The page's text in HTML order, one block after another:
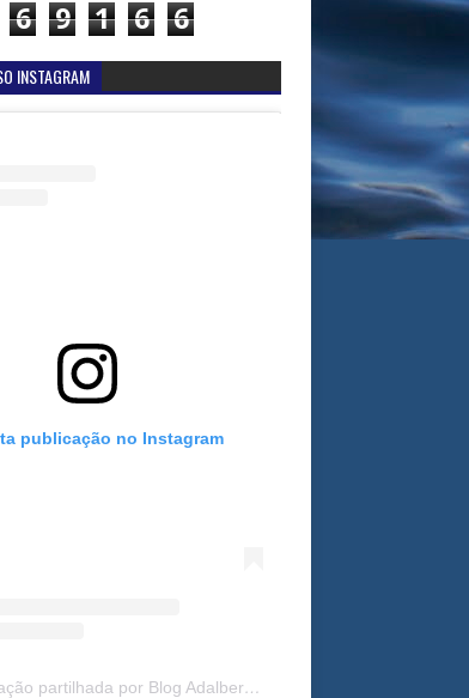
6 9 1 6 6
INSTAGRAM
publicação no Instagram
Uma publicação partilhada por Blog Adalberto Gomes Noticias (@blogadalbertogomesnoticiass)